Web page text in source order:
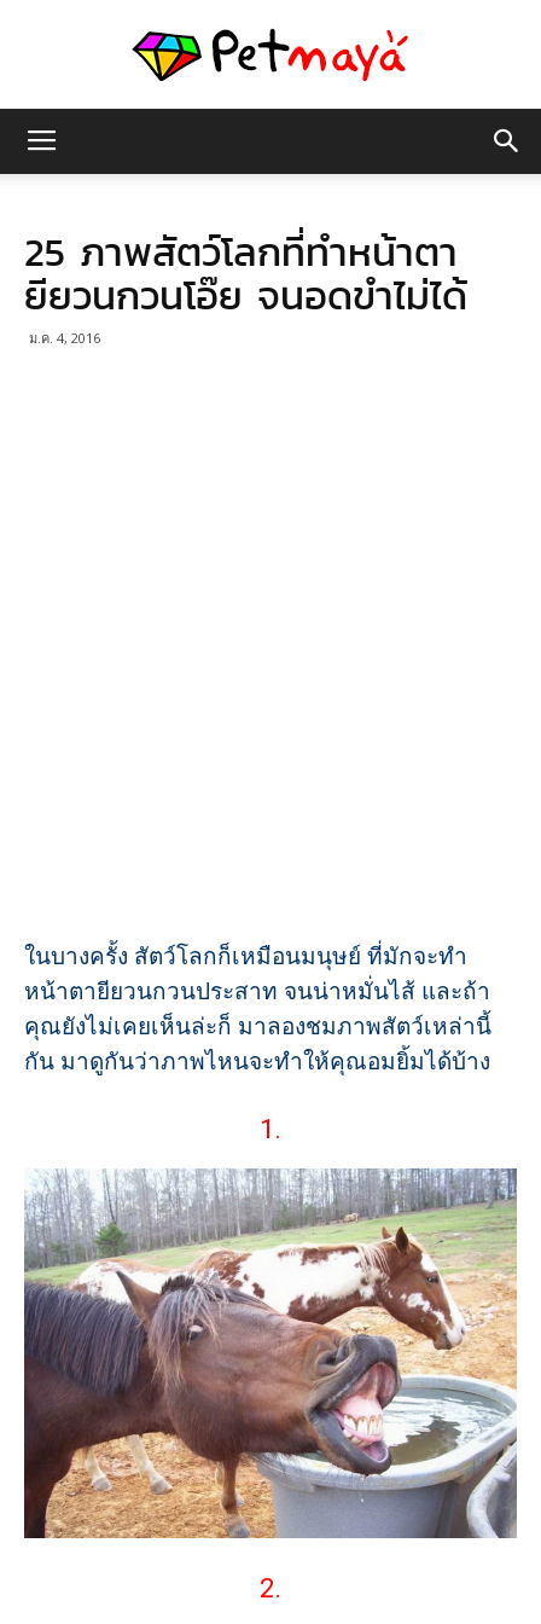
มายา
25 ภาพสัตว์โลกที่ทำหน้าตา
ยียวนกวนโอ๊ย จนอดขำไม่ได้
ม.ค. 4, 2016
ในบางครั้ง สัตว์โลกก็เหมือนมนุษย์ ที่มักจะทำ
หน้าตายียวนกวนประสาท จนน่าหมั่นไส้ และถ้า
คุณยังไม่เคยเห็นล่ะก็ มาลองชมภาพสัตว์เหล่านี้
กัน มาดูกันว่าภาพไหนจะทำให้คุณอมยิ้มได้บ้าง
1.
2.